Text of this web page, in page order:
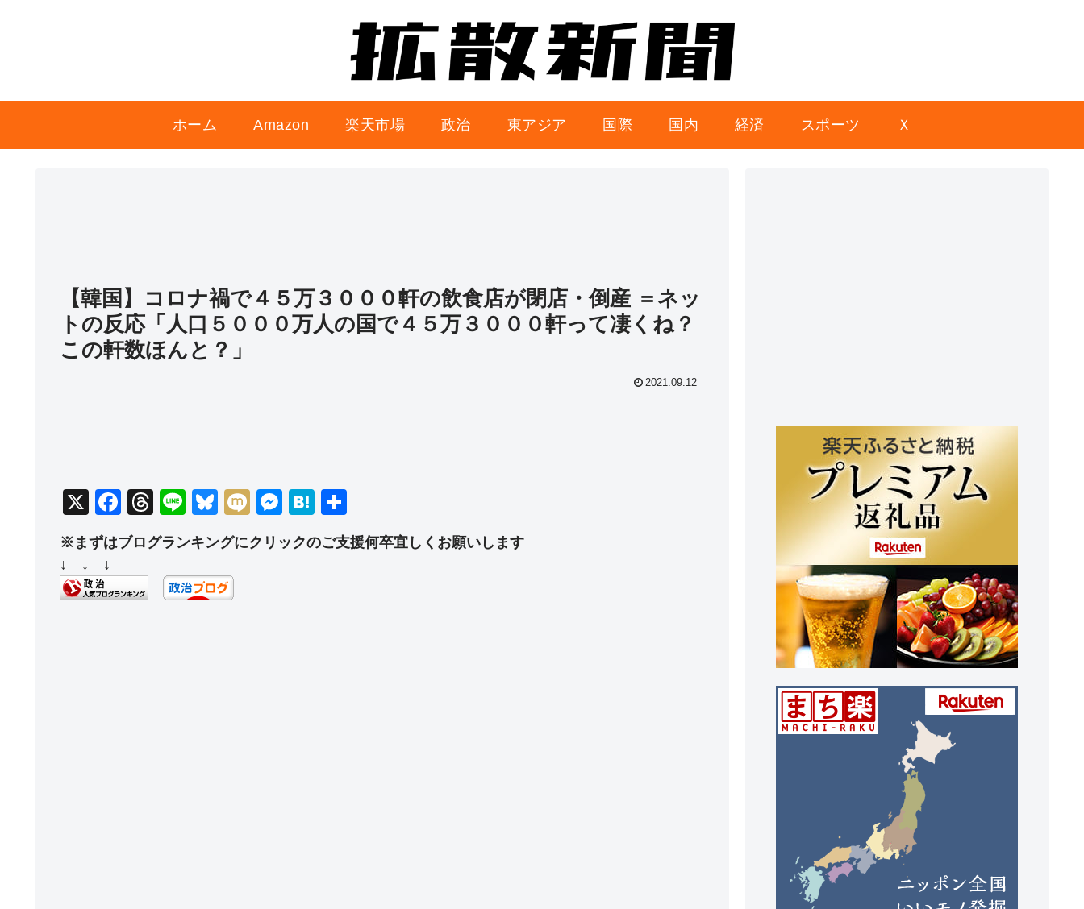
ホーム Amazon 楽天市場 政治 東アジア 国際 国内 経済 スポーツ Ｘ
【韓国】コロナ禍で４５万３０００軒の飲食店が閉店・倒産 ＝ネッ
トの反応「人口５０００万人の国で４５万３０００軒って凄くね？
この軒数ほんと？」
2021.09.12
X
F
a
c
e
b
T
hr
e
a
d
Li
e
Bl
e
sk
y
M
M
ss
H
e
有
※まずはブログランキングにクリックのご支援何卒宜しくお願いします
↓ ↓ ↓